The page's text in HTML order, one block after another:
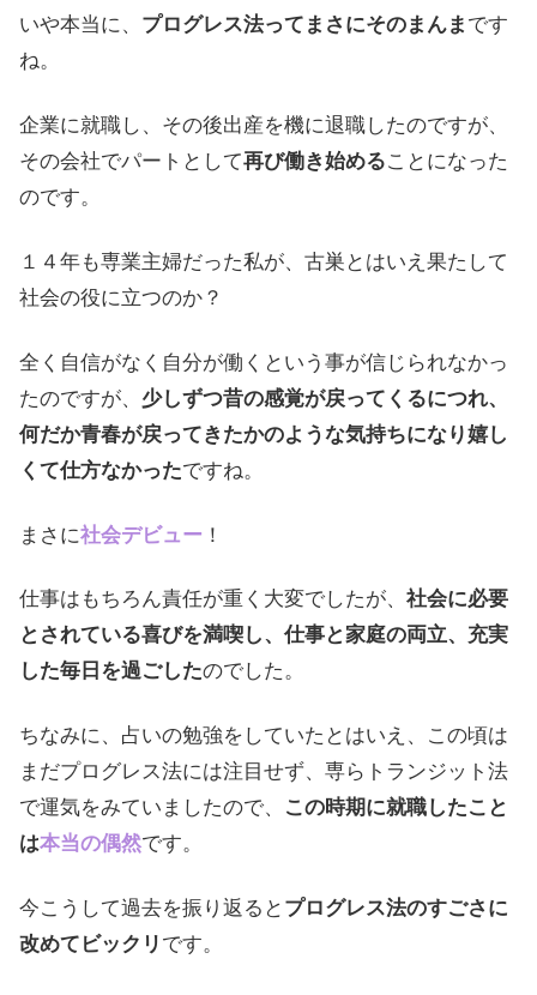
いや本当に、 プログレス法ってまさにそのまんま です
ね。
企業に就職し、その後出産を機に退職したのですが、
その会社でパートとして再び働き始めることになった
のです。
１４年も専業主婦だった私が、古巣とはいえ果たして
社会の役に立つのか？
全く自信がなく自分が働くという事が信じられなかっ
たのですが、 少しずつ昔の感覚が戻ってくるにつれ、
何だか青春が戻ってきたかのような気持ちになり嬉し
くて仕方なかったですね。
まさに社会デビュー ！
仕事はもちろん責任が重く大変でしたが、 社会に必要
とされている喜びを満喫し、仕事と家庭の両立、充実
した毎日を過ごしたのでした。
ちなみに、占いの勉強をしていたとはいえ、この頃は
まだプログレス法には注目せず、専らトランジット法
で運気をみていましたので、
この時期に就職したこと
は本当の偶然です。
今こうして過去を振り返ると プログレス法のすごさに
改めてビックリ です。